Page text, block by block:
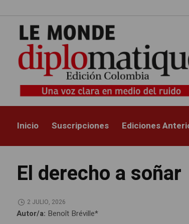
Inicio Suscripciones Ediciones
El derecho a soñar
2 JULIO, 2026
Autor/a: Benoît Bréville*